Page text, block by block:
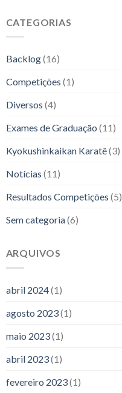
CATEGORIAS
Backlog(16)
Competições (1)
Diversos (4)
Exames de Graduação (11)
Kyokushinkaikan Karatê(3)
Notícias (11)
Resultados Competições (5)
Sem categoria(6)
ARQUIVOS
abril 2024(1)
agosto 2023(1)
maio 2023(1)
abril 2023(1)
fevereiro 2023(1)